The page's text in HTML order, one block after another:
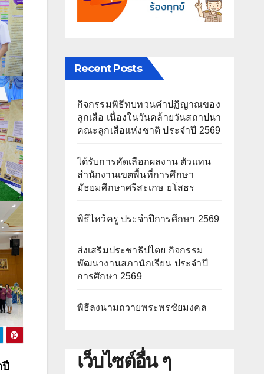
Recent Posts
กิจกรรมพิธีทบทวนคำปฏิญาณของ
ลูกเสือ เนื่องในวันคล้ายวันสถาปนา
คณะลูกเสือแห่งชาติ ประจำปี 2569
ได้รับการคัดเลือกผลงาน ตัวแทน
สำนักงานเขตพื้นที่การศึกษา
มัธยมศึกษาศรีสะเกษ ยโสธร
พิธีไหว้ครู ประจำปีการศึกษา 2569
ส่งเสริมประชาธิปไตย กิจกรรม
พัฒนางานสภานักเรียน ประจำปี
การศึกษา 2569
พิธีลงนามถวายพระพรชัยมงคล
เว็บไซต์อื่น ๆ